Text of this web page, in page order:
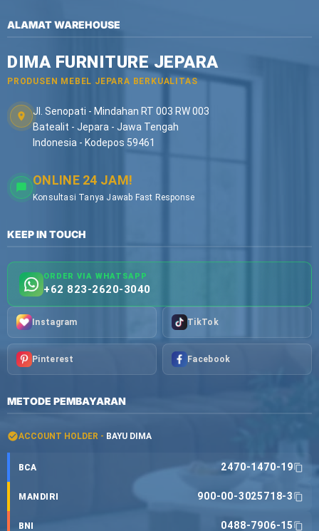
ALAMAT WAREHOUSE
DIMA FURNITURE JEPARA
PRODUSEN MEBEL JEPARA BERKUALITAS
Jl. Senopati - Mindahan RT 003 RW 003
Batealit - Jepara - Jawa Tengah
Indonesia - Kodepos 59461
ONLINE 24 JAM!
Konsultasi Tanya Jawab Fast Response
KEEP IN TOUCH
ORDER VIA WHATSAPP
+62 823-2620-3040
Instagram TikTok
Pinterest Facebook
METODE PEMBAYARAN
ACCOUNT HOLDER - BAYU DIMA
BCA 2470-1470-19
MANDIRI 900-00-3025718-3
BNI 0488-7906-15